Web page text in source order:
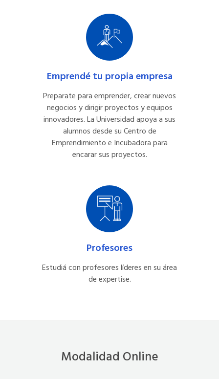
Emprendé tu propia empresa
Preparate para emprender, crear nuevos
negocios y dirigir proyectos y equipos
innovadores. La Universidad apoya a sus
alumnos desde su Centro de
Emprendimiento e Incubadora para
encarar sus proyectos.
Profesores
Estudiá con profesores líderes en su área
de expertise.
Modalidad Online